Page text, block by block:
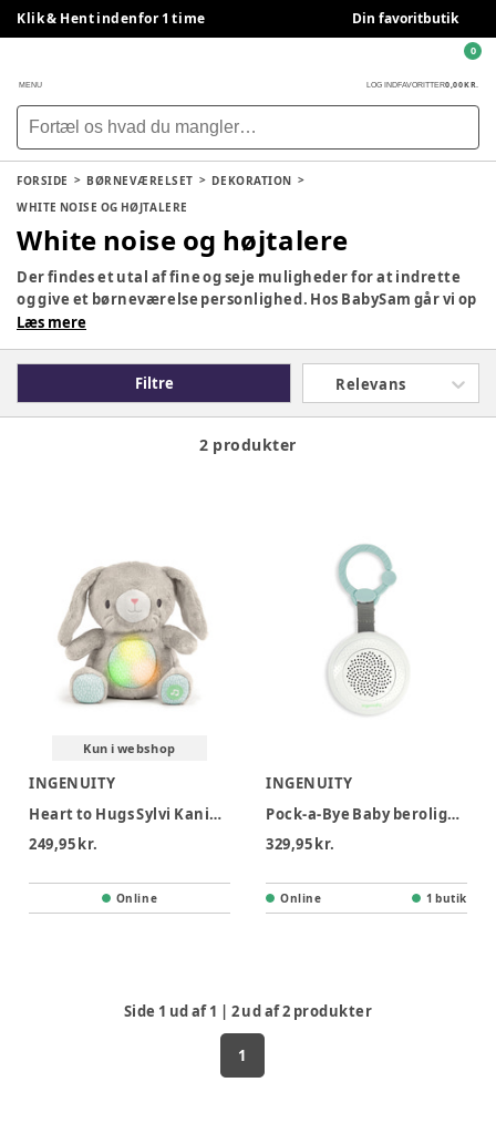
Klik & Hent indenfor 1 time Din favoritbutik
MENU LOG INDFAVORITTER0,00 KR.
0
FORSIDE BØRNEVÆRELSET
DEKORATION
WHITE NOISE OG HØJTALERE
White noise og højtalere
Der findes et utal af fine og seje muligheder for at indrette
og give et børneværelse personlighed. Hos BabySam går vi op
i at indretning skal være visuelt spændende og praktisk. Her
og praktisk opbevaring til børneværelset.
Læs mere
Filtre Relevans
2 produkter
Kun i webshop
INGENUITY
Heart to Hugs Sylvi Kaninbamse med hjertelyd & lys
249,95 kr.
Online
INGENUITY
Pock-a-Bye Baby beroligende musik afspiller
329,95 kr.
Online 1 butik
Side 1 ud af1 | 2ud af2 produkter
1